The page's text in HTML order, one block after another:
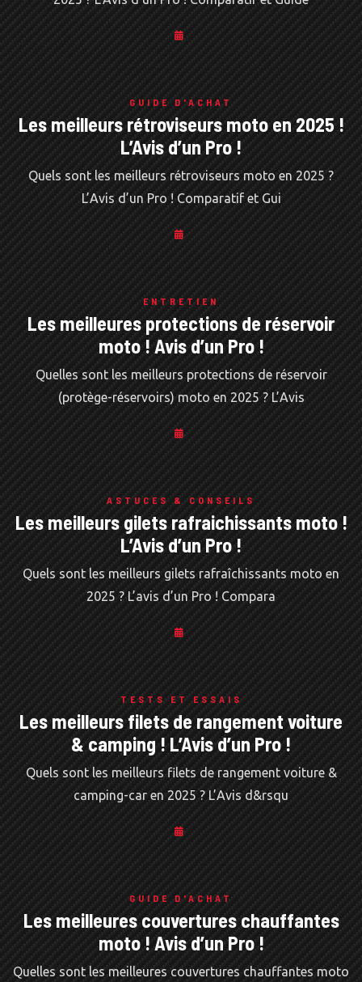
GUIDE D'ACHAT
Les meilleurs rétroviseurs moto en 2025 !
L’Avis d’un Pro !
Quels sont les meilleurs rétroviseurs moto en 2025 ?
L’Avis d’un Pro ! Comparatif et Gui
ENTRETIEN
Les meilleures protections de réservoir
moto ! Avis d’un Pro !
Quelles sont les meilleurs protections de réservoir
(protège-réservoirs) moto en 2025 ? L’Avis
ASTUCES & CONSEILS
Les meilleurs gilets rafraichissants moto !
L’Avis d’un Pro !
Quels sont les meilleurs gilets rafraîchissants moto en
2025 ? L’avis d’un Pro ! Compara
TESTS ET ESSAIS
Les meilleurs filets de rangement voiture
& camping ! L’Avis d’un Pro !
Quels sont les meilleurs filets de rangement voiture &
camping-car en 2025 ? L’Avis d&rsqu
GUIDE D'ACHAT
Les meilleures couvertures chauffantes
moto ! Avis d’un Pro !
Quelles sont les meilleures couvertures chauffantes moto